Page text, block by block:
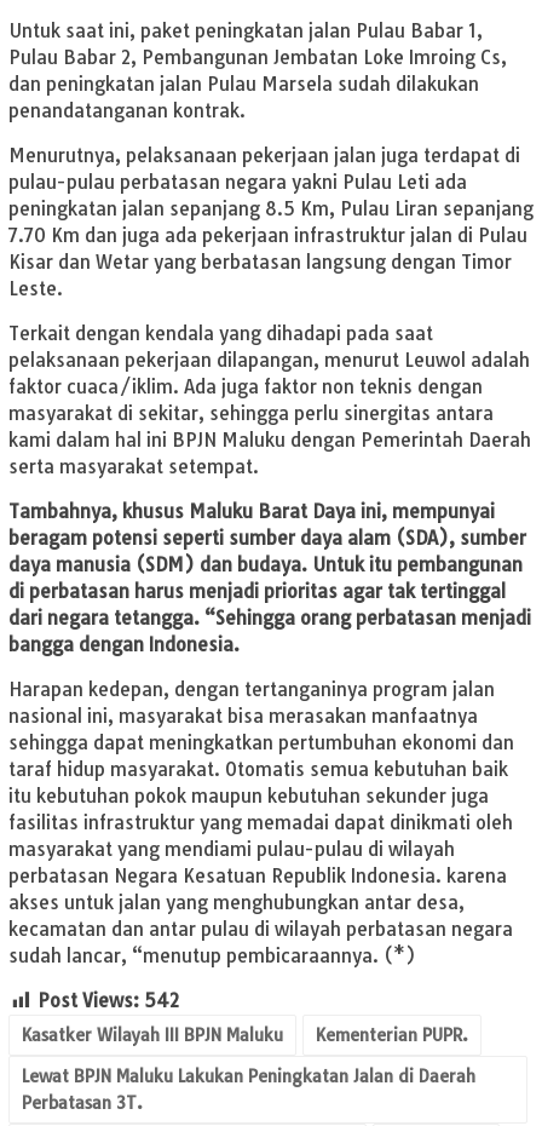
Untuk saat ini, paket peningkatan jalan Pulau Babar 1,
Pulau Babar 2, Pembangunan Jembatan Loke Imroing Cs,
dan peningkatan jalan Pulau Marsela sudah dilakukan
penandatanganan kontrak.
Menurutnya, pelaksanaan pekerjaan jalan juga terdapat di
pulau-pulau perbatasan negara yakni Pulau Leti ada
peningkatan jalan sepanjang 8.5 Km, Pulau Liran sepanjang
7.70 Km dan juga ada pekerjaan infrastruktur jalan di Pulau
Kisar dan Wetar yang berbatasan langsung dengan Timor
Leste.
Terkait dengan kendala yang dihadapi pada saat
pelaksanaan pekerjaan dilapangan, menurut Leuwol adalah
faktor cuaca/iklim. Ada juga faktor non teknis dengan
masyarakat di sekitar, sehingga perlu sinergitas antara
kami dalam hal ini BPJN Maluku dengan Pemerintah Daerah
serta masyarakat setempat.
Tambahnya, khusus Maluku Barat Daya ini, mempunyai
beragam potensi seperti sumber daya alam (SDA), sumber
daya manusia (SDM) dan budaya. Untuk itu pembangunan
di perbatasan harus menjadi prioritas agar tak tertinggal
dari negara tetangga. “Sehingga orang perbatasan menjadi
bangga dengan Indonesia.
Harapan kedepan, dengan tertanganinya program jalan
nasional ini, masyarakat bisa merasakan manfaatnya
sehingga dapat meningkatkan pertumbuhan ekonomi dan
taraf hidup masyarakat. Otomatis semua kebutuhan baik
itu kebutuhan pokok maupun kebutuhan sekunder juga
fasilitas infrastruktur yang memadai dapat dinikmati oleh
masyarakat yang mendiami pulau-pulau di wilayah
perbatasan Negara Kesatuan Republik Indonesia. karena
akses untuk jalan yang menghubungkan antar desa,
kecamatan dan antar pulau di wilayah perbatasan negara
sudah lancar, “menutup pembicaraannya. (*)
Post Views: 542
Kasatker Wilayah III BPJN Maluku
Kementerian PUPR.
Lewat BPJN Maluku Lakukan Peningkatan Jalan di Daerah
Perbatasan 3T.